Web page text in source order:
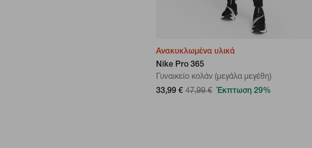
Ανακυκλωμένα υλικά
Nike Pro 365
Γυναικείο κολάν (μεγάλα μεγέθη)
33,99 € 47,99 € Έκπτωση 29%